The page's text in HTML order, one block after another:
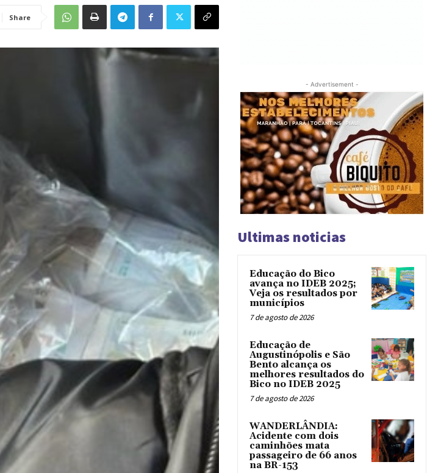
Share
- Advertisement -
Ultimas noticias
Educação do Bico
avança no IDEB 2025;
Veja os resultados por
municípios
7 de agosto de 2026
Educação de
Augustinópolis e São
Bento alcança os
melhores resultados do
Bico no IDEB 2025
7 de agosto de 2026
WANDERLÂNDIA:
Acidente com dois
caminhões mata
passageiro de 66 anos
na BR-153